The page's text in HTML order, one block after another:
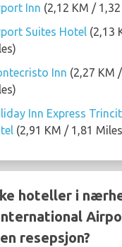
Inn (2,12 KM /
Suites Hotel (2,13
Inn (2,27 KM
Inn Express
(2,91 KM / 1,81
hoteller i
resepsjon?